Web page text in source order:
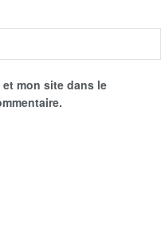
mon site dans le